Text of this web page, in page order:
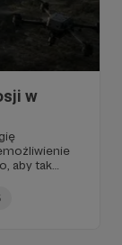
w
aby tak
czy